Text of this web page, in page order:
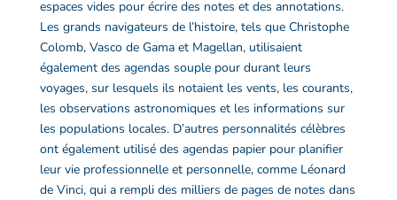
espaces vides pour écrire des notes et des annotations.
Les grands navigateurs de l’histoire, tels que Christophe
Colomb, Vasco de Gama et Magellan, utilisaient
également des agendas souplepour durant leurs
voyages, sur lesquels ils notaient les vents, les courants,
les observations astronomiques et les informations sur
les populations locales.D’autres personnalités célèbres
ont également utilisé des agendas papierpour planifier
leur vie professionnelle et personnelle, comme Léonard
de Vinci, qui a rempli des milliers de pages de notes dans